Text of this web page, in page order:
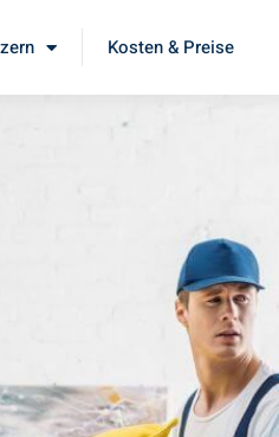
Kosten & Preise